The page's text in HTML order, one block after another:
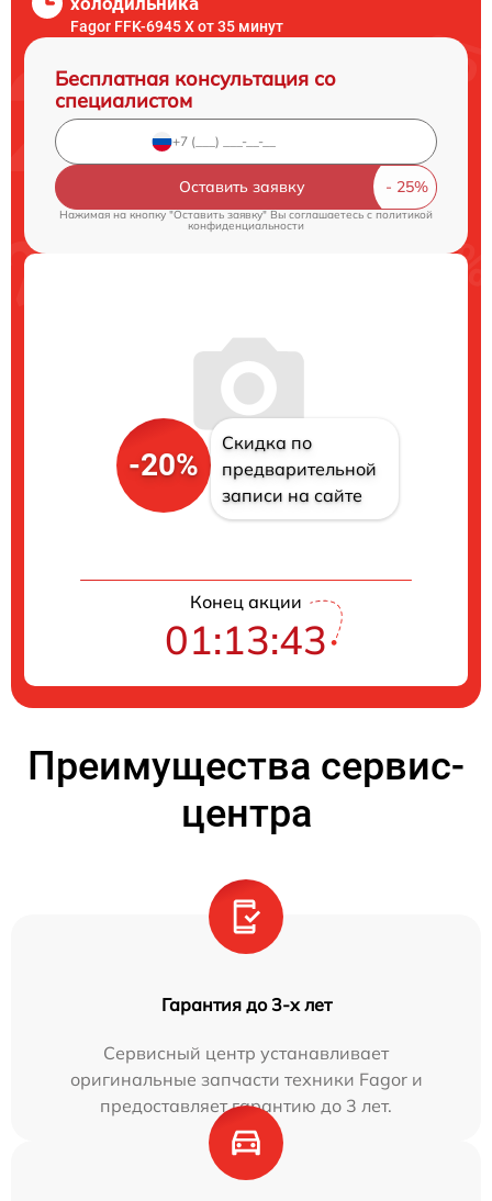
Fagor FFK-6945 X от 35 минут
Бесплатная консультация со
специалистом
Оставить заявку
Нажимая на кнопку "Оставить заявку" Вы соглашаетесь cполитикой
конфиденциальности
-20%
Скидка по
предварительной
записи на сайте
Конец акции
01:13:42
Преимущества сервис-
центра
Гарантия до 3-х лет
Сервисный центр устанавливает
оригинальные запчасти техники Fagor и
предоставляет гарантию до 3 лет.